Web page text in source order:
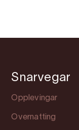
Snarvegar
Opplevingar
Overnatting